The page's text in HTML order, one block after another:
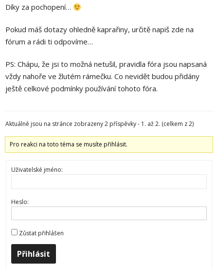
Díky za pochopení…
Pokud máš dotazy ohledně kaprařiny, určitě napiš zde na
fórum a rádi ti odpovíme…
PS: Chápu, že jsi to možná netušil, pravidla fóra jsou napsaná
vždy nahoře ve žlutém rámečku. Co nevidět budou přidány
ještě celkové podmínky používání tohoto fóra.
Aktuálně jsou na stránce zobrazeny 2 příspěvky - 1. až 2. (celkem z 2)
Pro reakci na toto téma se musíte přihlásit.
Uživatelské jméno:
Heslo:
Zůstat přihlášen
Přihlásit